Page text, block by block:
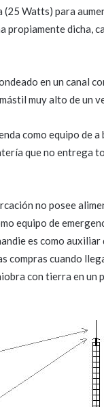
Watts) para
propiamente dicha,
en un canal
muy alto de un
como equipo de
que no entrega
no posee
equipo de
es como
compras cuando
con tierra en un